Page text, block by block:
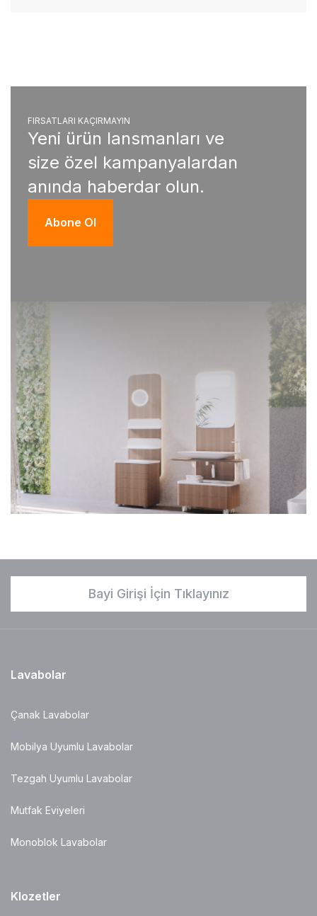
FIRSATLARI KAÇIRMAYIN
Yeni ürün lansmanları ve
size özel kampanyalardan
anında haberdar olun.
Abone Ol
Bayi Girişi İçin Tıklayınız
Lavabolar
Çanak Lavabolar
Mobilya Uyumlu Lavabolar
Tezgah Uyumlu Lavabolar
Mutfak Eviyeleri
Monoblok Lavabolar
Klozetler